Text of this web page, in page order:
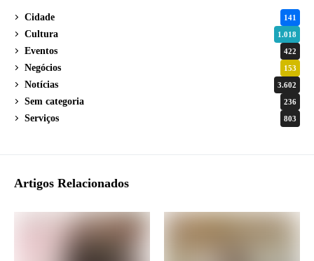
Cidade 141
Cultura 1.018
Eventos 422
Negócios 153
Notícias 3.602
Sem categoria 236
Serviços 803
Artigos Relacionados